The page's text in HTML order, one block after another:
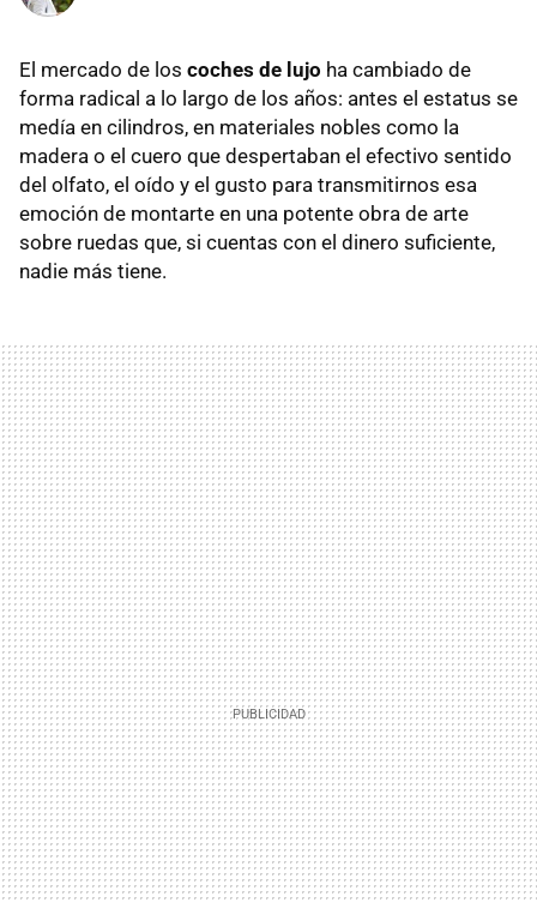
El mercado de los coches de lujo ha cambiado de
forma radical a lo largo de los años: antes el estatus se
medía en cilindros, en materiales nobles como la
madera o el cuero que despertaban el efectivo sentido
del olfato, el oído y el gusto para transmitirnos esa
emoción de montarte en una potente obra de arte
sobre ruedas que, si cuentas con el dinero suficiente,
nadie más tiene.